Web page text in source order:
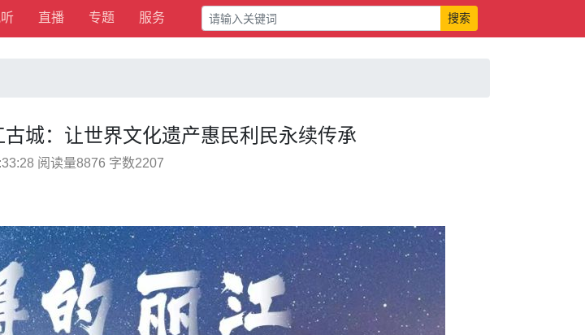
直播 专题 服务 搜索
城：让世界文化遗产惠民利民永续传承
阅读量8876 字数2207